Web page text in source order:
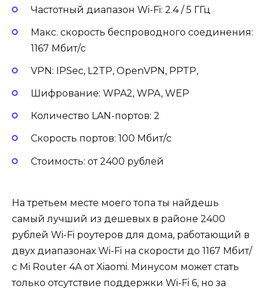
Частотный диапазон Wi-Fi: 2.4 / 5 ГГц
Макс. скорость беспроводного соединения:
1167 Мбит/с
VPN: IPSec, L2TP, OpenVPN, PPTP,
Шифрование: WPA2, WPA, WEP
Количество LAN-портов: 2
Скорость портов: 100 Мбит/с
Стоимость: от 2400 рублей
На третьем месте моего топа ты найдешь
самый лучший из дешевых в районе 2400
рублей Wi-Fi роутеров для дома, работающий в
двух диапазонах Wi-Fi на скорости до 1167 Мбит/
с Mi Router 4A от Xiaomi. Минусом может стать
только отсутствие поддержки Wi-Fi 6, но за